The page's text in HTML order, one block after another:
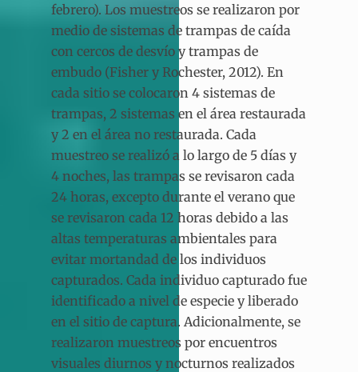
febrero). Los muestreos se realizaron por
medio de sistemas de trampas de caída
con cercos de desvío y trampas de
embudo (Fisher y Rochester, 2012). En
cada sitio se colocaron 4 sistemas de
trampas, 2 sistemas en el área restaurada
y 2 en el área no restaurada. Cada
muestreo se realizó a lo largo de 5 días y
4 noches, las trampas se revisaron cada
24 horas, excepto durante el verano que
se revisaron cada 12 horas debido a las
altas temperaturas ambientales para
evitar mortandad de los individuos
capturados. Cada individuo capturado fue
identificado a nivel de especie y liberado
en el sitio de captura. Adicionalmente, se
realizaron muestreos por encuentros
visuales diurnos y nocturnos realizados